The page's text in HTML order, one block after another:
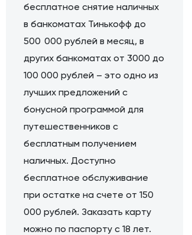
бесплатное снятие наличных
в банкоматах Тинькофф до
500 000 рублей в месяц, в
других банкоматах от 3000 до
100 000 рублей – это одно из
лучших предложений с
бонусной программой для
путешественников с
бесплатным получением
наличных. Доступно
бесплатное обслуживание
при остатке на счете от 150
000 рублей. Заказать карту
можно по паспорту с 18 лет.